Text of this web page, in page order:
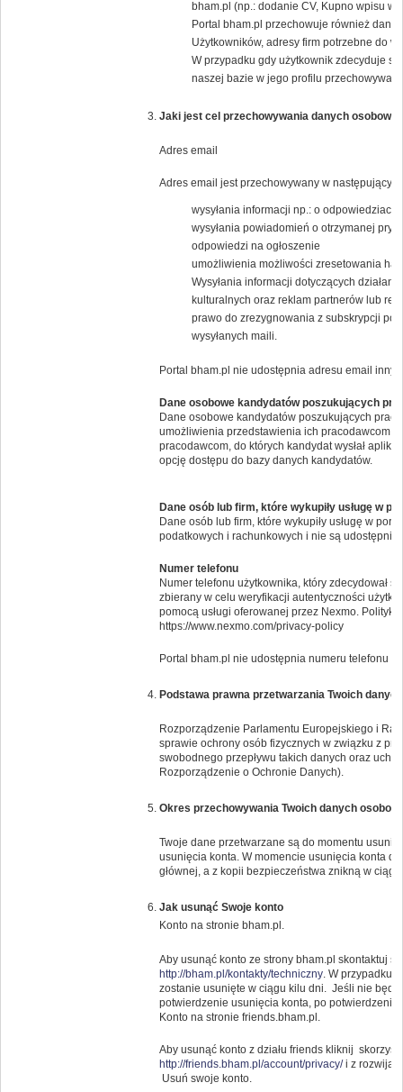
bham.pl (np.: dodanie CV, Kupno wpisu w
Portal bham.pl przechowuje również dane
Użytkowników, adresy firm potrzebne do
W przypadku gdy użytkownik zdecyduje
naszej bazie w jego profilu
Jaki jest cel przechowywania danych
Adres email
Adres email jest przechowywany w następującym
wysyłania informacji np.: o
wysyłania powiadomień o otrzymanej
odpowiedzi na ogłoszenie
umożliwienia możliwości zresetowania
Wysyłania informacji dotyczących
kulturalnych oraz reklam partnerów lub
prawo do zrezygnowania z subskrypcji
wysyłanych maili.
Portal bham.pl nie udostępnia adresu email
Dane osobowe kandydatów poszukujących
Dane osobowe kandydatów poszukujących
umożliwienia przedstawienia ich pracodawcom.
pracodawcom, do których kandydat wysłał
opcję dostępu do bazy danych kandydatów.
Dane osób lub firm, które wykupiły usługę w
Dane osób lub firm, które wykupiły usługę w
podatkowych i rachunkowych i nie są
Numer telefonu
Numer telefonu użytkownika, który zdecydował
zbierany w celu weryfikacji autentyczności
pomocą usługi oferowanej przez Nexmo.
https://www.nexmo.com/privacy-policy
Portal bham.pl nie udostępnia numeru telefonu
Podstawa prawna przetwarzania Twoich
Rozporządzenie Parlamentu Europejskiego i
sprawie ochrony osób fizycznych w związku z
swobodnego przepływu takich danych oraz
Rozporządzenie o Ochronie Danych).
Okres przechowywania Twoich danych
Twoje dane przetwarzane są do momentu
usunięcia konta. W momencie usunięcia konta
głównej, a z kopii bezpieczeństwa znikną w
Jak usunąć Swoje konto
Konto na stronie bham.pl.
Aby usunąć konto ze strony bham.pl skontaktuj
http://bham.pl/kontakty/techniczny. W przypadku
zostanie usunięte w ciągu kilu dni. Jeśli nie
potwierdzenie usunięcia konta, po
Konto na stronie friends.bham.pl.
Aby usunąć konto z działu friends kliknij
http://friends.bham.pl/account/privacy/i z
Usuń swoje konto.